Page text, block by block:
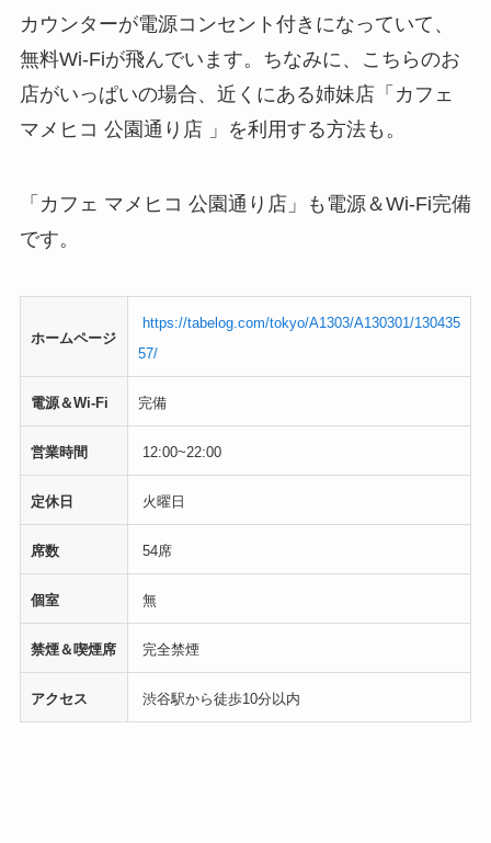
カウンターが電源コンセント付きになっていて、
無料Wi-Fiが飛んでいます。ちなみに、こちらのお
店がいっぱいの場合、近くにある姉妹店「カフェ
マメヒコ 公園通り店 」を利用する方法も。
「カフェ マメヒコ 公園通り店」も電源＆Wi-Fi完備
です。
ホームページ
https://tabelog.com/tokyo/A1303/A130301/130435
57/
電源＆Wi-Fi 完備
営業時間 12:00~22:00
定休日 火曜日
席数 54席
個室 無
禁煙＆喫煙席 完全禁煙
アクセス 渋谷駅から徒歩10分以内